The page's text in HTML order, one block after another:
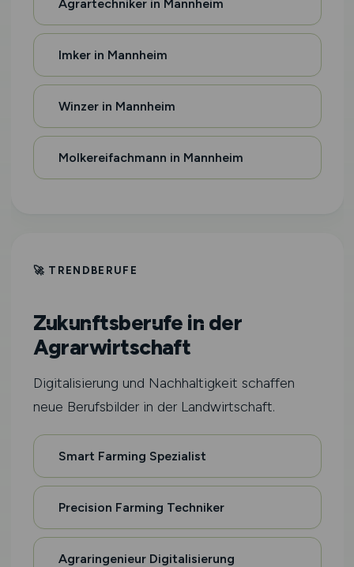
Agrartechniker in Mannheim
Imker in Mannheim
Winzer in Mannheim
Molkereifachmann in Mannheim
🚀 TRENDBERUFE
Zukunftsberufe in der
Agrarwirtschaft
Digitalisierung und Nachhaltigkeit schaffen
neue Berufsbilder in der Landwirtschaft.
Smart Farming Spezialist
Precision Farming Techniker
Agraringenieur Digitalisierung